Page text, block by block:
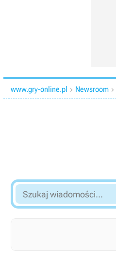
www.gry-online.pl  Newsroom 
Szukaj
wiadomości...